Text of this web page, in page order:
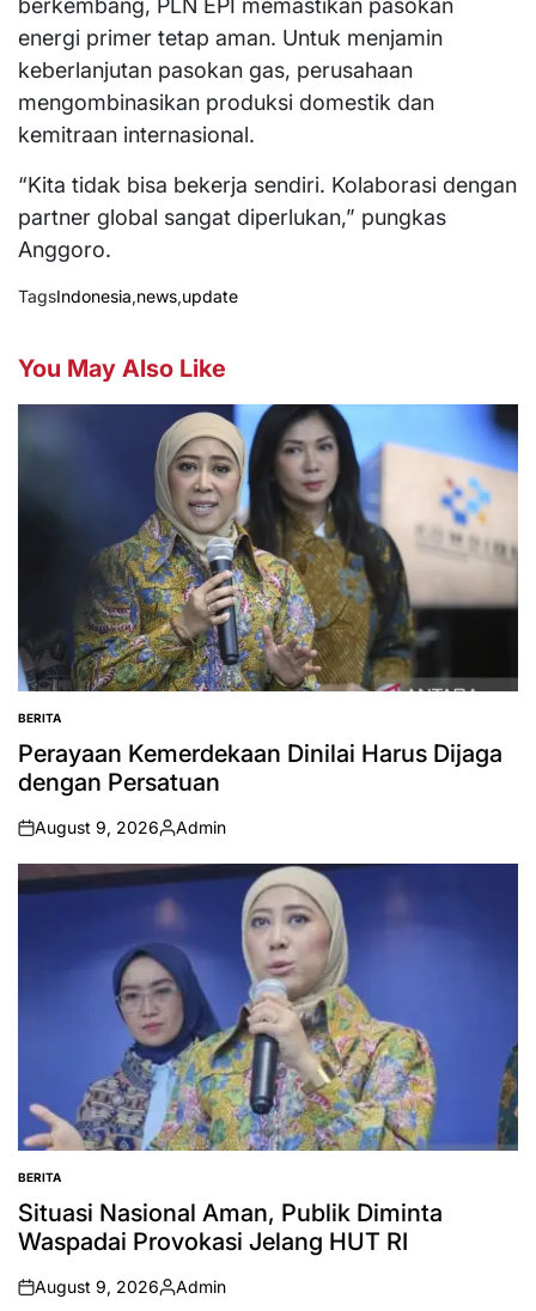
berkembang, PLN EPI memastikan pasokan
energi primer tetap aman. Untuk menjamin
keberlanjutan pasokan gas, perusahaan
mengombinasikan produksi domestik dan
kemitraan internasional.
“Kita tidak bisa bekerja sendiri. Kolaborasi dengan
partner global sangat diperlukan,” pungkas
Anggoro.
TagsIndonesia,news,update
You May Also Like
POSTED
IN
BERITA
Perayaan Kemerdekaan Dinilai Harus Dijaga
dengan Persatuan
on
August 9, 2026
Posted
by
Admin
POSTED
IN
BERITA
Situasi Nasional Aman, Publik Diminta
Waspadai Provokasi Jelang HUT RI
on
August 9, 2026
Posted
Admin